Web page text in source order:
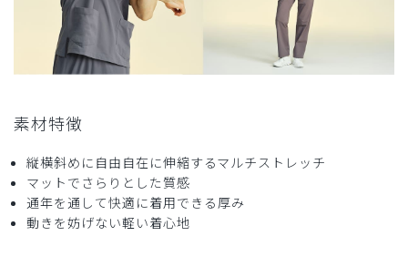
役に立った 0
Dr.パパ様
購入確認済み
年齢:40代 身長:171-175cm 体重:71-75kg
サイズ感小さめ
ストレッチ感 よく伸びる
厚さとても薄い
素材特徴
縦横斜めに自由自在に伸縮するマルチストレッチ
マットでさらりとした質感
通年を通して快適に着用できる厚み
動きを妨げない軽い着心地